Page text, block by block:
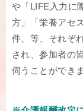
や「LIFE入力に
方」「栄養アセ
件、等、それぞ
され、参加者の
伺うことができ